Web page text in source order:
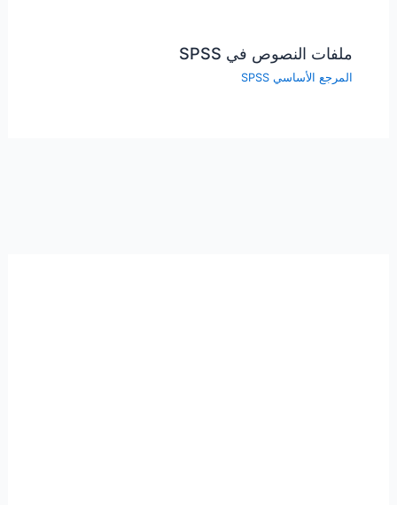
ملفات النصوص في SPSS
المرجع الأساسي SPSS